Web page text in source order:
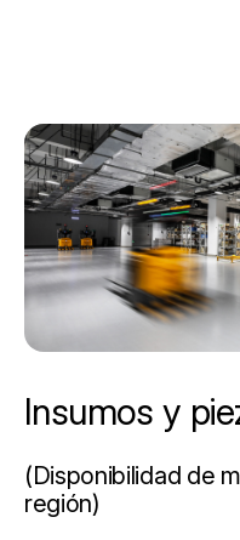
Insumos y
(Disponibilidad de
región)